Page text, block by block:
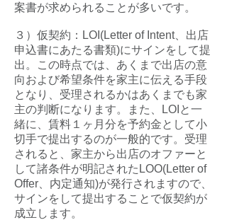
案書が求められることが多いです。
３）仮契約：LOI(Letter of Intent、出店
申込書にあたる書類)にサインをして提
出。この時点では、あくまで出店の意
向および希望条件を家主に伝える手段
となり、受理されるかはあくまでも家
主の判断になります。また、LOIと一
緒に、賃料１ヶ月分を予約金として小
切手で提出するのが一般的です。受理
されると、家主から出店のオファーと
して諸条件が明記されたLOO(Letter of
Offer、内定通知)が発行されますので、
サインをして提出することで仮契約が
成立します。